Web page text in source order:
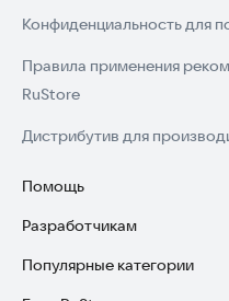
Конфиденциальность для
Правила применения
RuStore
Дистрибутив для
Помощь
Установка RuStore на TV
Установка RuStore на
Разработчикам
Зарабатывать с RuStore
Популярные категории